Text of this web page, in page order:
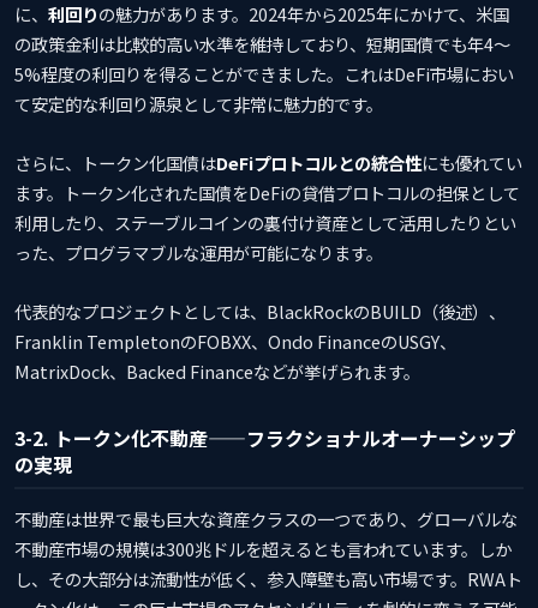
に、 利回りの魅力があります。2024年から2025年にかけて、米国
の政策金利は比較的高い水準を維持しており、短期国債でも年4〜
5%程度の利回りを得ることができました。これはDeFi市場におい
て安定的な利回り源泉として非常に魅力的です。
さらに、トークン化国債はDeFiプロトコルとの統合性にも優れてい
ます。トークン化された国債をDeFiの貸借プロトコルの担保として
利用したり、ステーブルコインの裏付け資産として活用したりとい
った、プログラマブルな運用が可能になります。
代表的なプロジェクトとしては、BlackRockのBUILD（後述）、
Franklin TempletonのFOBXX、Ondo FinanceのUSGY、
MatrixDock、Backed Financeなどが挙げられます。
3-2. トークン化不動産——フラクショナルオーナーシップ
の実現
不動産は世界で最も巨大な資産クラスの一つであり、グローバルな
不動産市場の規模は300兆ドルを超えるとも言われています。しか
し、その大部分は流動性が低く、参入障壁も高い市場です。RWAト